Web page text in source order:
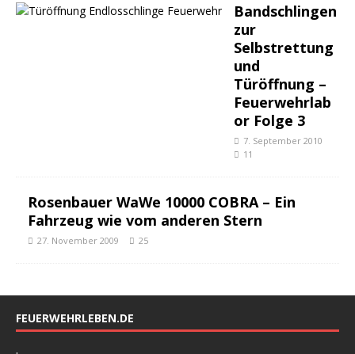
Bandschlingen
zur
Selbstrettung
und
Türöffnung –
Feuerwehrlab
or Folge 3
7. September 2010
11
Rosenbauer WaWe 10000 COBRA – Ein
Fahrzeug wie vom anderen Stern
27. November 2009 25
FEUERWEHRLEBEN.DE